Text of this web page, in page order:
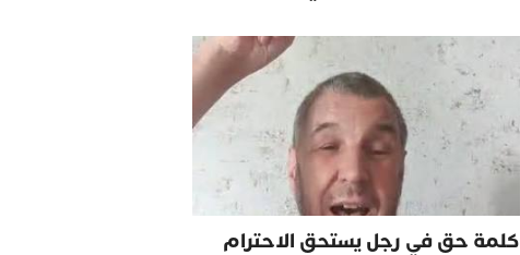
كلمة حق في رجل يستحق الاحترام